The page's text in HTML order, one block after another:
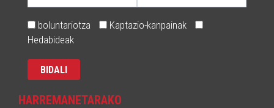
boluntariotza
Kaptazio-kanpainak
Hedabideak
HARREMANETARAKO